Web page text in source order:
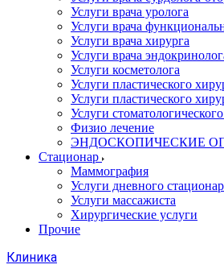
Услуги врача уролога
Услуги врача
Услуги врача хирурга
Услуги врача
Услуги косметолога
Услуги пластического
Услуги пластического
Услуги
Физио лечение
ЭНДОСКОПИЧЕСКИЕ
Стационар
Маммография
Услуги дневного
Услуги массажиста
Хирургические услуги
Прочие
Клиника